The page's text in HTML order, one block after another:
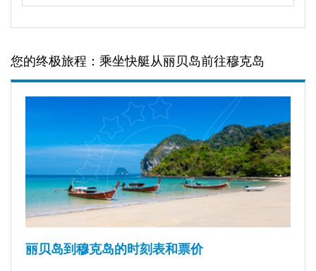
您的终极旅程：乘坐快艇从丽贝岛前往穆克岛
丽贝岛到穆克岛的时刻表和票价